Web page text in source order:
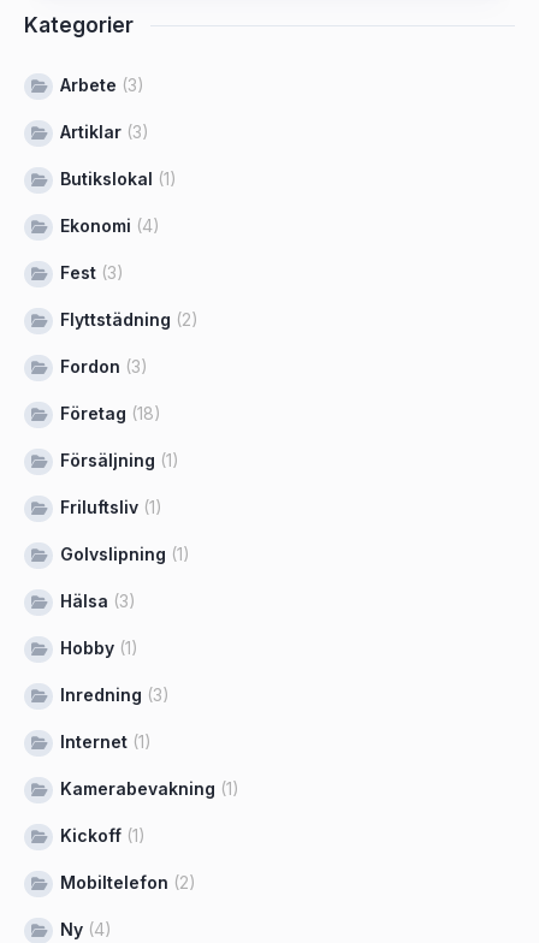
Kategorier
Arbete (3)
Artiklar (3)
Butikslokal (1)
Ekonomi (4)
Fest (3)
Flyttstädning (2)
Fordon (3)
Företag (18)
Försäljning (1)
Friluftsliv (1)
Golvslipning (1)
Hälsa (3)
Hobby (1)
Inredning (3)
Internet (1)
Kamerabevakning (1)
Kickoff (1)
Mobiltelefon (2)
Ny (4)